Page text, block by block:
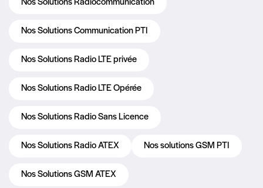
Nos Solutions Communication PTI
Nos Solutions Radio LTE privée
Nos Solutions Radio LTE Opérée
Nos Solutions Radio Sans Licence
Nos Solutions Radio ATEX Nos solutions GSM PTI
Nos Solutions GSM ATEX